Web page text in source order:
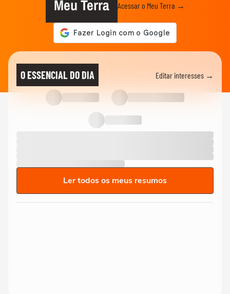
Meu Terra Acessar o Meu Terra →
O ESSENCIAL DO DIA Editar interesses →
Ler todos os meus resumos